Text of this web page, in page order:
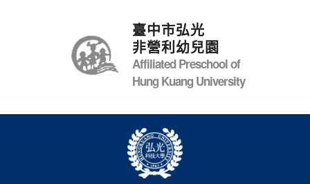
臺中市弘光
非營利幼兒園
Affiliated Preschool of
Hung Kuang University